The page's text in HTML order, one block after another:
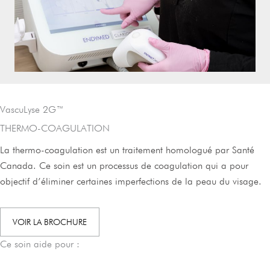
VascuLyse 2G™
THERMO-COAGULATION
La thermo-coagulation est un traitement homologué par Santé
Canada. Ce soin est un processus de coagulation qui a pour
objectif d’éliminer certaines imperfections de la peau du visage.
VOIR LA BROCHURE
Ce soin aide pour :